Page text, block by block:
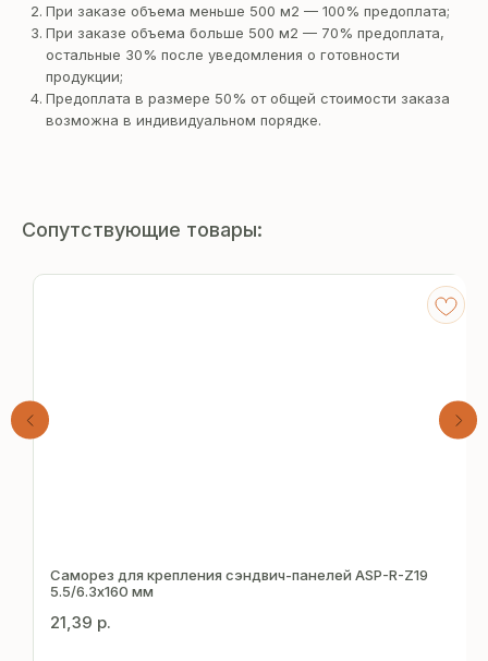
При заказе объема меньше 500 м2 — 100% предоплата;
При заказе объема больше 500 м2 — 70% предоплата,
остальные 30% после уведомления о готовности
продукции;
Предоплата в размере 50% от общей стоимости заказа
возможна в индивидуальном порядке.
Сопутствующие товары:
Саморез для крепления сэндвич-панелей ASP-R-Z19
5.5/6.3х160 мм
21,39 р.
бесплатный расчёт
за 15 минут